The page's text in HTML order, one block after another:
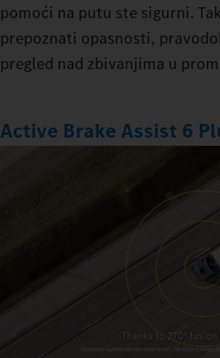
pomoći na putu ste sigurni.
prepoznati opasnosti,
pregled nad zbivanjima u
Active Brake Assist 6